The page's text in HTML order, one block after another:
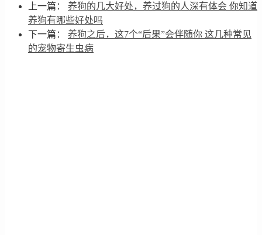
上一篇： 养狗的几大好处，养过狗的人深有体会 你知道
养狗有哪些好处吗
下一篇： 养狗之后，这7个“后果”会伴随你 这几种常见
的宠物寄生虫病